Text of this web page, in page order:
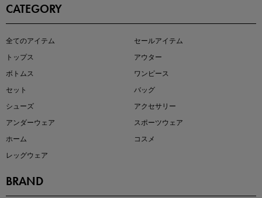
即戦力アイテム続々対象
CATEGORY
全てのアイテム
セールアイテム
トップス
アウター
ボトムス
ワンピース
セット
バッグ
シューズ
アクセサリー
アンダーウェア
スポーツウェア
ホーム
コスメ
レッグウェア
BRAND